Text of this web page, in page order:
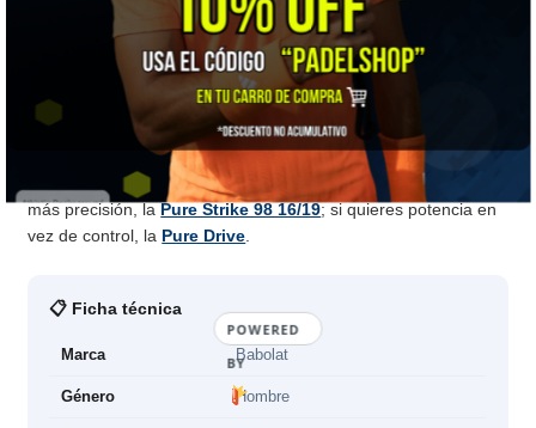
Pide swing completo igual que sus hermanas. Si buscas más
precisión, la
Pure Strike 98 16/19
; si buscas algo más liviano,
Pure Strike Team. Se entrega sin encordar · servicio
disponible en tienda.
🎯 ¿Para quién es?
Para quien contraataca y quiere control con margen. Si quieres
más precisión, laPure Strike 98 16/19; si quieres potencia en
vez de control, la Pure Drive.
📋 Ficha técnica
Marca Babolat
Género Hombre
POWERED
BY